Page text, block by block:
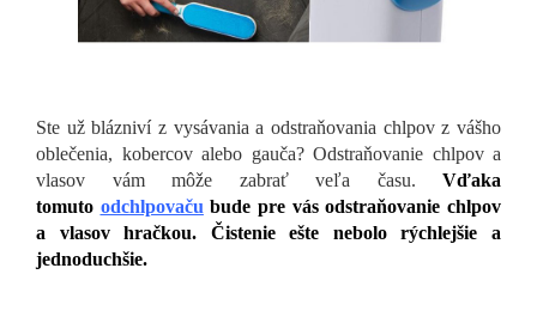
Ste už blázniví z vysávania a odstraňovania chlpov z vášho
oblečenia, kobercov alebo gauča? Odstraňovanie chlpov a
vlasov vám môže zabrať veľa času. Vďaka
tomuto odchlpovaču bude pre vás odstraňovanie chlpov
a vlasov hračkou. Čistenie ešte nebolo rýchlejšie a
jednoduchšie.